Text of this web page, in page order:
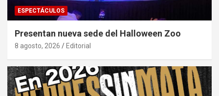
ESPECTÁCULOS
Presentan nueva sede del Halloween Zoo
8 agosto, 2026 Editorial